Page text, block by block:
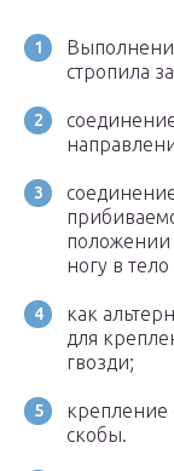
стропила
положении
ногу в
как
для
гвозди;
крепление
скобы.